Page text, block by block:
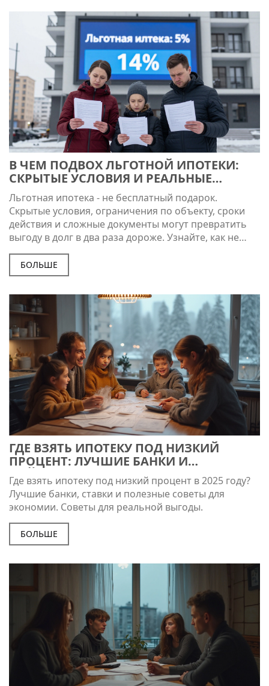
В ЧЕМ ПОДВОХ ЛЬГОТНОЙ ИПОТЕКИ:
СКРЫТЫЕ УСЛОВИЯ И РЕАЛЬНЫЕ
ОГРАНИЧЕНИЯ
Льготная ипотека - не бесплатный подарок.
Скрытые условия, ограничения по объекту, сроки
действия и сложные документы могут превратить
выгоду в долг в два раза дороже. Узнайте, как не
попасть в ловушку.
БОЛЬШЕ
ГДЕ ВЗЯТЬ ИПОТЕКУ ПОД НИЗКИЙ
ПРОЦЕНТ: ЛУЧШИЕ БАНКИ И
ЛАЙФХАКИ 2025 ГОДА
Где взять ипотеку под низкий процент в 2025 году?
Лучшие банки, ставки и полезные советы для
экономии. Советы для реальной выгоды.
БОЛЬШЕ